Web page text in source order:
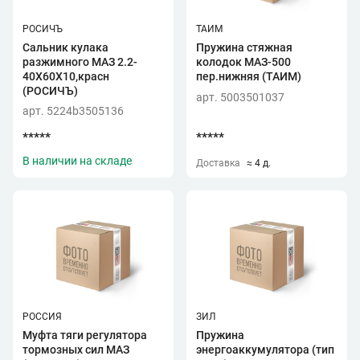
РОСИЧЪ
Сальник кулака
разжимного МАЗ 2.2-
40Х60Х10,красн
(РОСИЧЪ)
арт. 5224b3505136
*****
В наличии на складе
ТАИМ
Пружина стяжная
колодок МАЗ-500
пер.нижняя (ТАИМ)
арт. 5003501037
*****
Доставка ≈ 4 д.
РОССИЯ
Муфта тяги регулятора
тормозных сил МАЗ
ЗИЛ
Пружина
энергоаккумулятора (тип